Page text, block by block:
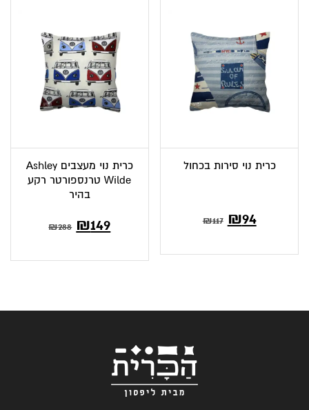
כרית נוי סירות בכחול
₪117 ₪94
כרית נוי מעצבים Ashley
Wilde טרנספורטר רקע
בהיר
₪288 ₪149